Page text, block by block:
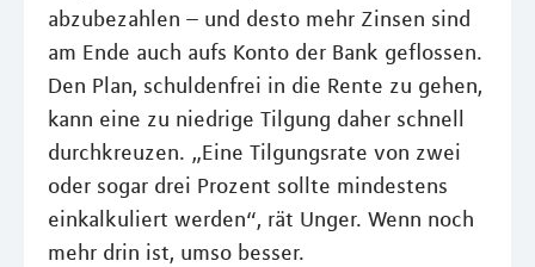
abzubezahlen – und desto mehr Zinsen sind
am Ende auch aufs Konto der Bank geflossen.
Den Plan, schuldenfrei in die Rente zu gehen,
kann eine zu niedrige Tilgung daher schnell
durchkreuzen. „Eine Tilgungsrate von zwei
oder sogar drei Prozent sollte mindestens
einkalkuliert werden“, rät Unger. Wenn noch
mehr drin ist, umso besser.